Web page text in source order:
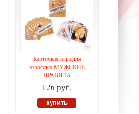
Карточная игра для
взрослых МУЖСКИЕ
ПРАВИЛА
126 руб.
купить